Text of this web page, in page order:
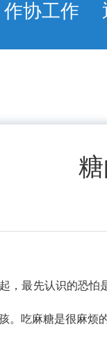
作协工作
最先认识的恐怕是
。吃麻糖是很麻烦